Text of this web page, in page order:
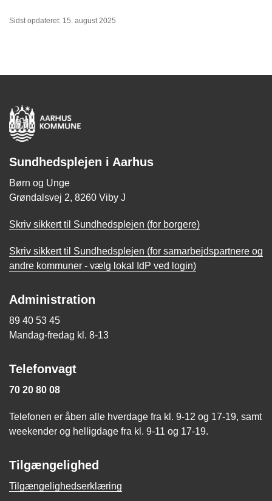
Sidst opdateret: 15. august 2025
Sundhedsplejen i Aarhus
Børn og Unge
Grøndalsvej 2, 8260 Viby J
Skriv sikkert til Sundhedsplejen (for borgere)
Skriv sikkert til Sundhedsplejen (for samarbejdspartnere og
andre kommuner - vælg lokal IdP ved login)
Administration
89 40 53 45
Mandag-fredag kl. 8-13
Telefonvagt
70 20 80 08
Telefonen er åben alle hverdage fra kl. 9-12 og 17-19, samt
weekender og helligdage fra kl. 9-11 og 17-19.
Tilgængelighed
Tilgængelighedserklæring